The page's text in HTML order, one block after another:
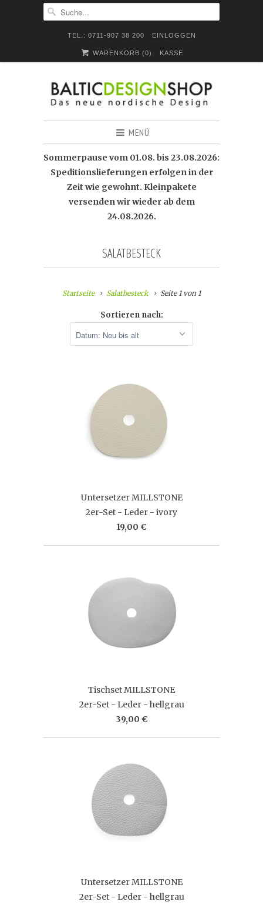
TEL.: 0711-907 38 200 EINLOGGEN
WARENKORB (0) KASSE
MENÜ
Sommerpause vom 01.08. bis 23.08.2026:
Speditionslieferungen erfolgen in der
Zeit wie gewohnt. Kleinpakete
versenden wir wieder ab dem
24.08.2026.
SALATBESTECK
Startseite Salatbesteck Seite 1 von 1
Sortieren nach:
Untersetzer MILLSTONE
2er-Set - Leder - ivory
19,00 €
Tischset MILLSTONE
2er-Set - Leder - hellgrau
39,00 €
Untersetzer MILLSTONE
2er-Set - Leder - hellgrau